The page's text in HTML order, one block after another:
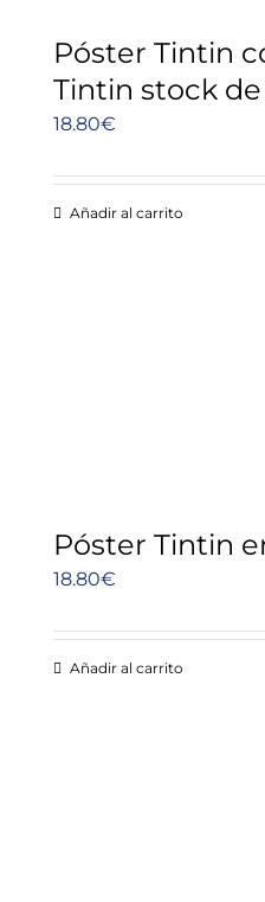
Póster Tintin
Tintin stock
18.80€
Añadir al carrito
Póster Tintin
18.80€
Añadir al carrito